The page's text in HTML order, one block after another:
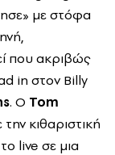
με στόφα
που ακριβώς
in στον Billy
. Ο Tom
κιθαριστική
το live σε μια